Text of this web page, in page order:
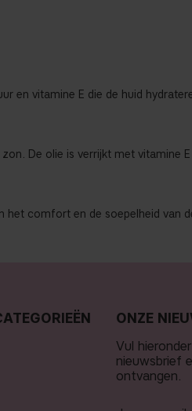
en vitamine E die de huid
De olie is verrijkt met vitamine E
comfort en de soepelheid van
ONZE
Vul
nieuwsbrief
ontvangen.